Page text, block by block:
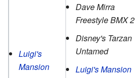
Luigi's
Mansion
Dave Mirra
Freestyle BMX 2
Disney's Tarzan
Untamed
Luigi's Mansion